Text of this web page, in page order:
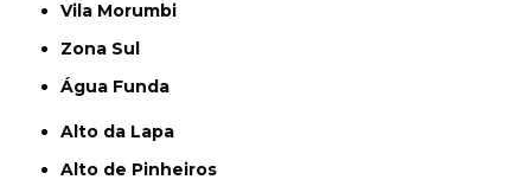
Vila Morumbi
Zona Sul
Água Funda
Alto da Lapa
Alto de Pinheiros